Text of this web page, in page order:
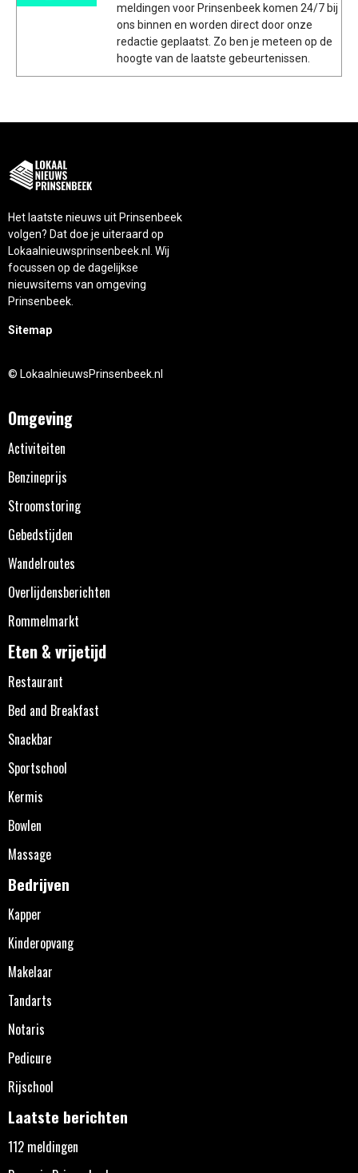
meldingen voor Prinsenbeek komen 24/7 bij
ons binnen en worden direct door onze
redactie geplaatst. Zo ben je meteen op de
hoogte van de laatste gebeurtenissen.
Het laatste nieuws uit Prinsenbeek
volgen? Dat doe je uiteraard op
Lokaalnieuwsprinsenbeek.nl. Wij
focussen op de dagelijkse
nieuwsitems van omgeving
Prinsenbeek.
Sitemap
© LokaalnieuwsPrinsenbeek.nl
Omgeving
Activiteiten
Benzineprijs
Stroomstoring
Gebedstijden
Wandelroutes
Overlijdensberichten
Rommelmarkt
Eten & vrijetijd
Restaurant
Bed and Breakfast
Snackbar
Sportschool
Kermis
Bowlen
Massage
Bedrijven
Kapper
Kinderopvang
Makelaar
Tandarts
Notaris
Pedicure
Rijschool
Laatste berichten
112 meldingen